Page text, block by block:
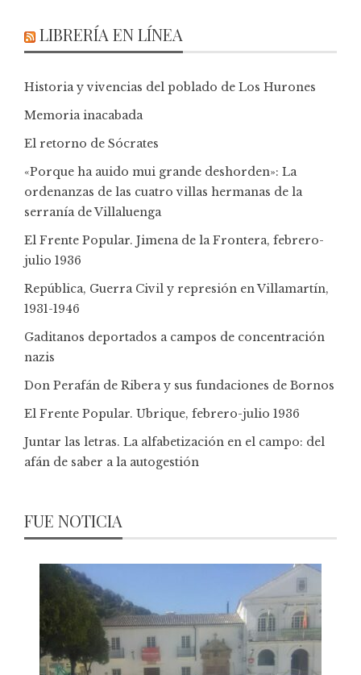
LIBRERÍA EN LÍNEA
Historia y vivencias del poblado de Los Hurones
Memoria inacabada
El retorno de Sócrates
«Porque ha auido mui grande deshorden»: La
ordenanzas de las cuatro villas hermanas de la
serranía de Villaluenga
El Frente Popular. Jimena de la Frontera, febrero-
julio 1936
República, Guerra Civil y represión en Villamartín,
1931-1946
Gaditanos deportados a campos de concentración
nazis
Don Perafán de Ribera y sus fundaciones de Bornos
El Frente Popular. Ubrique, febrero-julio 1936
Juntar las letras. La alfabetización en el campo: del
afán de saber a la autogestión
FUE NOTICIA